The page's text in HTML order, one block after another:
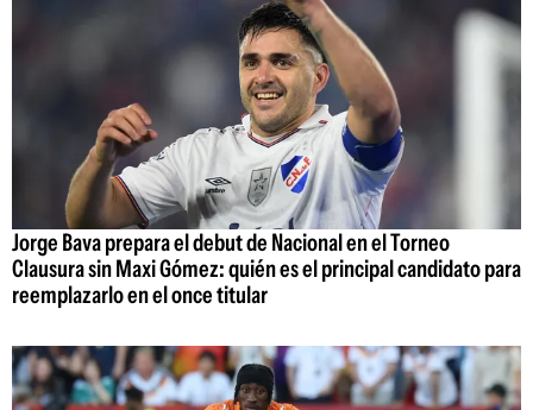
Jorge Bava prepara el debut de Nacional en el Torneo
Clausura sin Maxi Gómez: quién es el principal candidato para
reemplazarlo en el once titular